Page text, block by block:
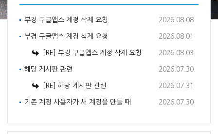
부경 구글앱스 계정 삭제 요청 2026.08.08
부경 구글앱스 계정 삭제 요청 2026.08.01
[RE] 부경 구글앱스 계정 삭제 요청 2026.08.03
해당 게시판 관련 2026.07.30
[RE] 해당 게시판 관련 2026.07.31
기존 계정 사용자가 새 계정을 만들 때 2026.07.30